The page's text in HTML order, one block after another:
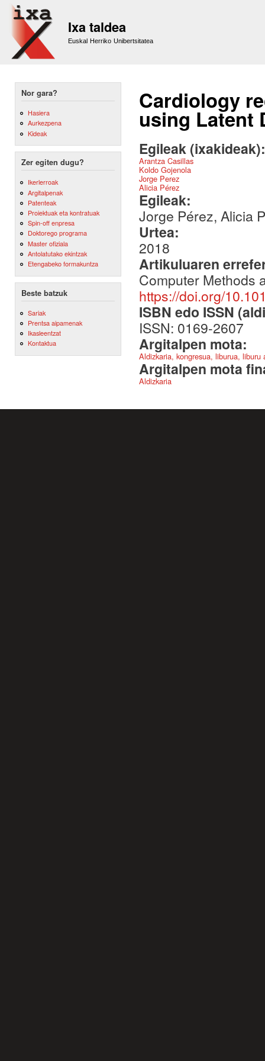
Ixa taldea
Euskal Herriko Unibertsitatea
Nor gara?
Hasiera
Aurkezpena
Kideak
Zer egiten dugu?
Ikerlerroak
Argitalpenak
Patenteak
Proiektuak eta kontratuak
Spin-off enpresa
Doktorego programa
Master ofiziala
Antolatutako ekintzak
Etengabeko formakuntza
Beste batzuk
Sariak
Prentsa aipamenak
Ikasleentzat
Kontaktua
Cardiology
using Latent
Egileak
Arantza Casillas
Koldo Gojenola
Jorge Perez
Alicia Pérez
Egileak:
Jorge Pérez, Alicia
Urtea:
2018
Artikuluaren
Computer Methods
https://doi.org/
ISBN edo ISSN
ISSN: 0169-2607
Argitalpen mota:
Aldizkaria, kongresua, liburua,
Argitalpen mota
Aldizkaria